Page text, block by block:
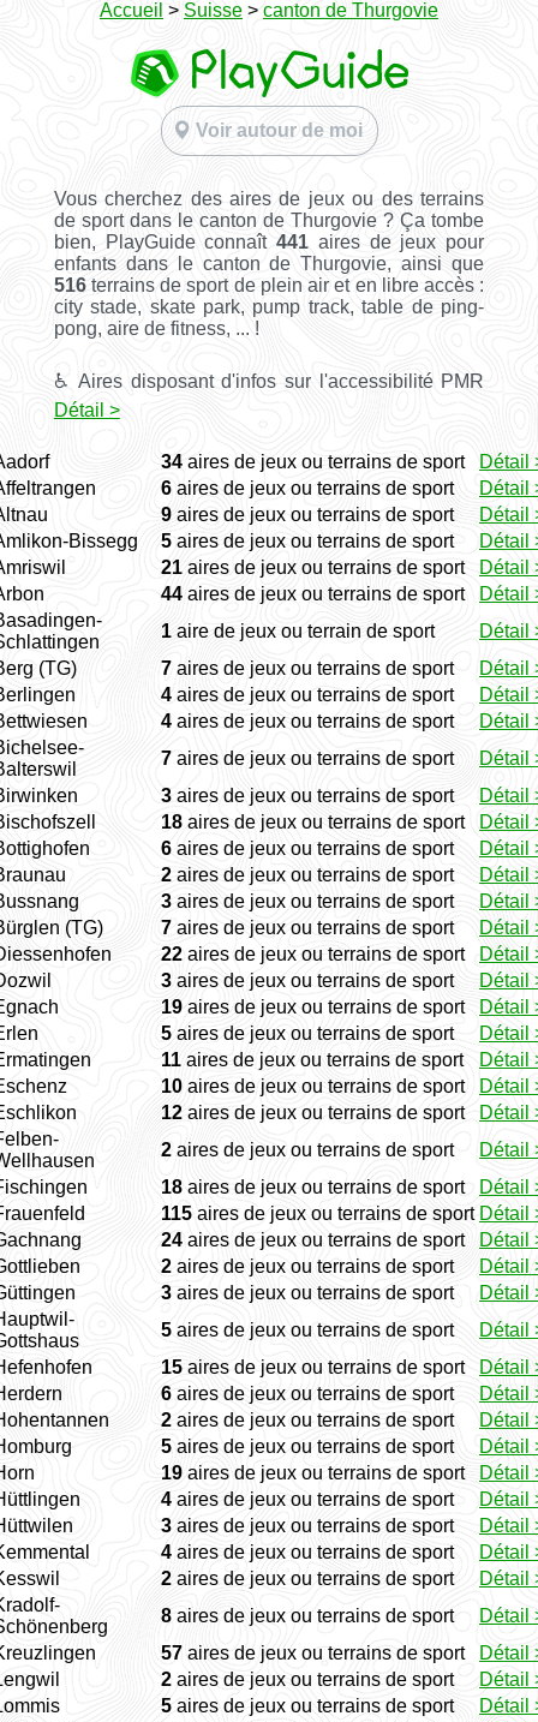
Accueil > Suisse > canton de Thurgovie
Voir autour de moi
Vous cherchez des aires de jeux ou des terrains
de sport dans le canton de Thurgovie ? Ça tombe
bien, PlayGuide connaît441 aires de jeux pour
enfants dans le canton de Thurgovie, ainsi que
516terrains de sport de plein air et en libre accès :
city stade, skate park, pump track, table de ping-
pong, aire de fitness, ... !
♿ Aires disposant d'infos sur l'accessibilité PMR
Détail >
34 aires de jeux ou terrains de sport
Détail
6 aires de jeux ou terrains de sport
Détail
9 aires de jeux ou terrains de sport
Détail
Bissegg
5 aires de jeux ou terrains de sport
Détail
21 aires de jeux ou terrains de sport
Détail
44 aires de jeux ou terrains de sport
Détail
1 aire de jeux ou terrain de sport
Détail
(TG)
7 aires de jeux ou terrains de sport
Détail
4 aires de jeux ou terrains de sport
Détail
4 aires de jeux ou terrains de sport
Détail
7 aires de jeux ou terrains de sport
Détail
3 aires de jeux ou terrains de sport
Détail
18 aires de jeux ou terrains de sport
Détail
6 aires de jeux ou terrains de sport
Détail
2 aires de jeux ou terrains de sport
Détail
3 aires de jeux ou terrains de sport
Détail
(TG)
7 aires de jeux ou terrains de sport
Détail
22 aires de jeux ou terrains de sport
Détail
3 aires de jeux ou terrains de sport
Détail
19 aires de jeux ou terrains de sport
Détail
5 aires de jeux ou terrains de sport
Détail
11 aires de jeux ou terrains de sport
Détail
10 aires de jeux ou terrains de sport
Détail
12 aires de jeux ou terrains de sport
Détail
2 aires de jeux ou terrains de sport
Détail
18 aires de jeux ou terrains de sport
Détail
115 aires de jeux ou terrains de sport Détail
24 aires de jeux ou terrains de sport
Détail
2 aires de jeux ou terrains de sport
Détail
3 aires de jeux ou terrains de sport
Détail
5 aires de jeux ou terrains de sport
Détail
15 aires de jeux ou terrains de sport
Détail
6 aires de jeux ou terrains de sport
Détail
2 aires de jeux ou terrains de sport
Détail
5 aires de jeux ou terrains de sport
Détail
19 aires de jeux ou terrains de sport
Détail
4 aires de jeux ou terrains de sport
Détail
3 aires de jeux ou terrains de sport
Détail
4 aires de jeux ou terrains de sport
Détail
2 aires de jeux ou terrains de sport
Détail
8 aires de jeux ou terrains de sport
Détail
57 aires de jeux ou terrains de sport
Détail
2 aires de jeux ou terrains de sport
Détail
5 aires de jeux ou terrains de sport
Détail